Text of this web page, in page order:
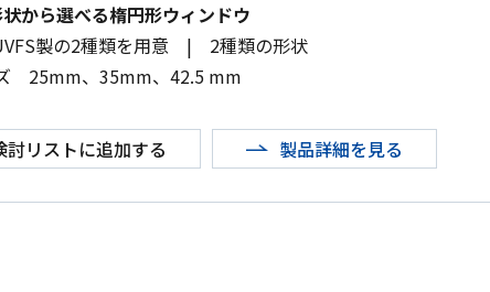
から選べる楕円形ウィンドウ
製の2種類を用意 | 2種類の形状
25mm、 35mm、 42.5 mm
討リストに追加する 製品詳細を見る